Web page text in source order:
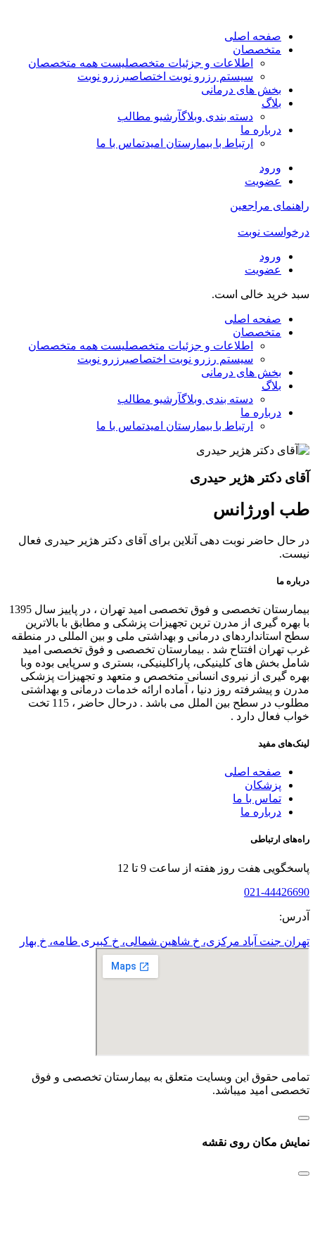
صفحه اصلی
متخصصان
اطلاعات و جزئیات متخصصلیست همه متخصصان
سیستم رزرو نوبت اختصاصیرزرو نوبت
بخش های درمانی
بلاگ
دسته بندی وبلاگآرشیو مطالب
درباره ما
ارتباط با بیمارستان امیدتماس با ما
ورود
عضویت
راهنمای مراجعین
درخواست نوبت
ورود
عضویت
سبد خرید خالی است.
صفحه اصلی
متخصصان
اطلاعات و جزئیات متخصصلیست همه متخصصان
سیستم رزرو نوبت اختصاصیرزرو نوبت
بخش های درمانی
بلاگ
دسته بندی وبلاگآرشیو مطالب
درباره ما
ارتباط با بیمارستان امیدتماس با ما
آقای دکتر هژیر حیدری
طب اورژانس
در حال حاضر نوبت دهی آنلاین برای آقای دکتر هژیر حیدری فعال
نیست.
درباره ما
بیمارستان تخصصی و فوق تخصصی امید تهران ، در پاییز سال 1395
با بهره گیری از مدرن ترین تجهیزات پزشکی و مطابق با بالاترین
سطح استانداردهای درمانی و بهداشتی ملی و بین المللی در منطقه
غرب تهران افتتاح شد . بیمارستان تخصصی و فوق تخصصی امید
شامل بخش های کلینیکی، پاراکلینیکی، بستری و سرپایی بوده وبا
بهره گیری از نیروی انسانی متخصص و متعهد و تجهیزات پزشکی
مدرن و پیشرفته روز دنیا ، آماده ارائه خدمات درمانی و بهداشتی
مطلوب در سطح بین الملل می باشد . درحال حاضر ، 115 تخت
خواب فعال دارد .
لینک‌های مفید
صفحه اصلی
پزشکان
تماس با ما
درباره ما
راه‌های ارتباطی
پاسخگویی هفت روز هفته از ساعت 9 تا 12
021-44426690
آدرس:
تهران جنت آباد مرکزی، خ شاهین شمالی، خ کبیری طامه، خ بهار
تمامی حقوق این وبسایت متعلق به بیمارستان تخصصی و فوق
تخصصی امید میباشد.
نمایش مکان روی نقشه